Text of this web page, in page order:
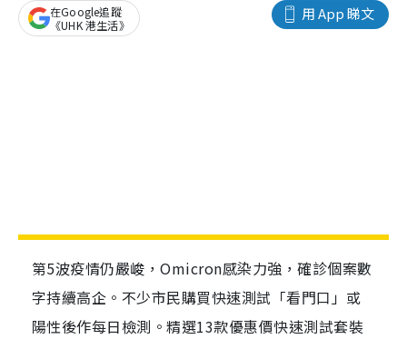
用 App 睇文
在Google追蹤
《UHK 港生活》
第5波疫情仍嚴峻，Omicron感染力強，確診個案數
字持續高企。不少市民購買快速測試「看門口」或
陽性後作每日檢測。精選13款優惠價快速測試套裝